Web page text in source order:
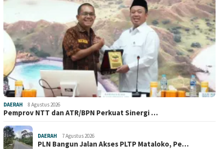
DAERAH 8 Agustus 2026
Pemprov NTT dan ATR/BPN Perkuat Sinergi …
DAERAH 7 Agustus 2026
PLN Bangun Jalan Akses PLTP Mataloko, Pe…